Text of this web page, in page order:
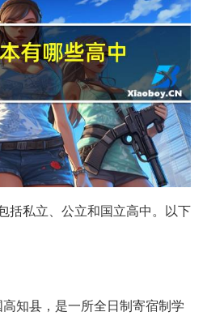
括私立、公立和国立高中。以下
知县，是一所全日制寄宿制学